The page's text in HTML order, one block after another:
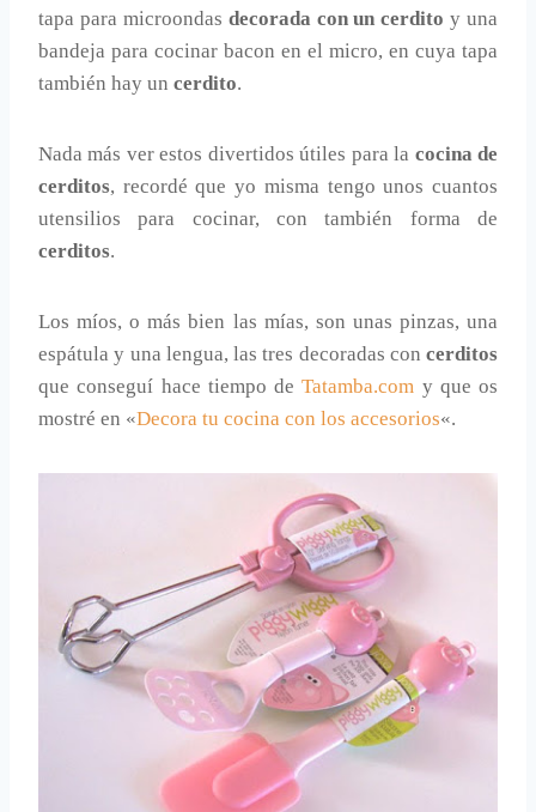
tapa para microondas decorada con un cerdito y una
bandeja para cocinar bacon en el micro, en cuya tapa
también hay un cerdito.
Nada más ver estos divertidos útiles para la cocina de
cerditos, recordé que yo misma tengo unos cuantos
utensilios para cocinar, con también forma de
cerditos.
Los míos, o más bien las mías, son unas pinzas, una
espátula y una lengua, las tres decoradas con cerditos
que conseguí hace tiempo deTatamba.com y que os
mostré en «Decora tu cocina con los accesorios«.